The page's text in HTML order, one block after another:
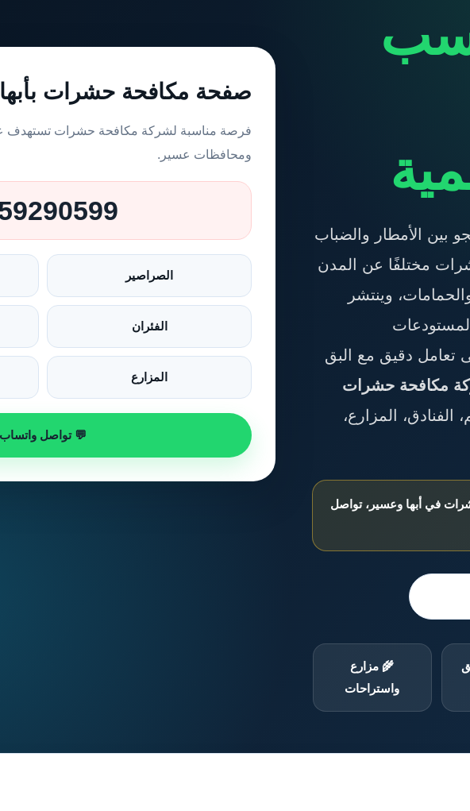
بين الأمطار والضباب
مختلفًا عن المدن
وينتشر
تعامل دقيق مع البق
مكافحة حشرات
المزارع،
في أبها وعسير، تواصل
🌾 مزارع
واستراحات
صفحة مكافحة حشرات بأبها
فرصة مناسبة لشركة مكافحة حشرات تستهدف
ومحافظات عسير.
الصراصير
الفئران
المزارع
💬 تواصل واتساب